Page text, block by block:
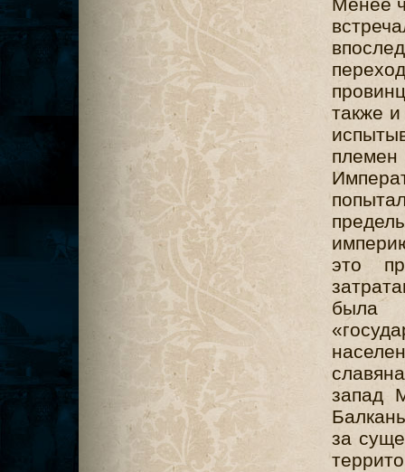
Менее
также
это
была
запад
за